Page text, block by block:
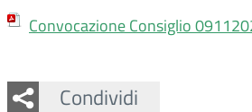
Convocazione Consiglio
Condividi
Facebook
Twitter
Whatsapp